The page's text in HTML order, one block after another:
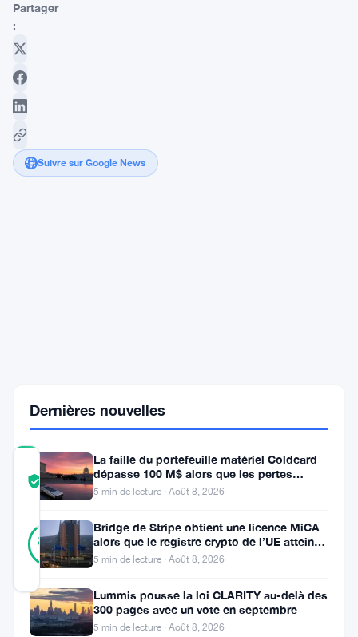
Partager
:
Suivre sur Google News
Tether
COMMUNITY
TRUST
SCORE
Vérifié
88%
RÉEL
Vérifié
8
votes
Mis à jour 2 mois il y a
Quarante-
Dernières nouvelles
La faille du portefeuille matériel Coldcard
dépasse 100 M$ alors que les pertes
cryptos de juillet atteignent
5 min de lecture · Août 8, 2026
Bridge de Stripe obtient une licence MiCA
alors que le registre crypto de l’UE atteint
324 prestataires
5 min de lecture · Août 8, 2026
Lummis pousse la loi CLARITY au-delà des
300 pages avec un vote en septembre
5 min de lecture · Août 8, 2026